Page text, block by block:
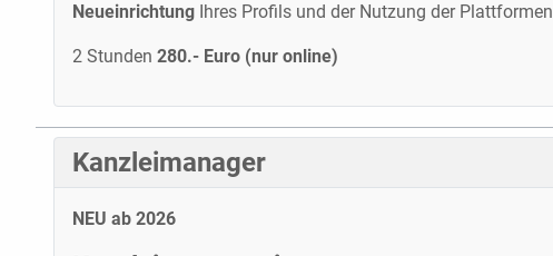
Neueinrichtung Ihres Profils und der Nutzung der Plattformen
2 Stunden 280.- Euro (nur online)
Kanzleimanager
NEU ab 2026